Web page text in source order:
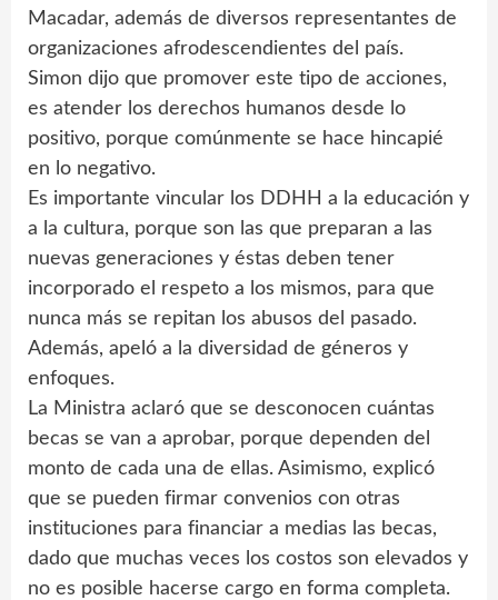
Macadar, además de diversos representantes de
organizaciones afrodescendientes del país.
Simon dijo que promover este tipo de acciones,
es atender los derechos humanos desde lo
positivo, porque comúnmente se hace hincapié
en lo negativo.
Es importante vincular los DDHH a la educación y
a la cultura, porque son las que preparan a las
nuevas generaciones y éstas deben tener
incorporado el respeto a los mismos, para que
nunca más se repitan los abusos del pasado.
Además, apeló a la diversidad de géneros y
enfoques.
La Ministra aclaró que se desconocen cuántas
becas se van a aprobar, porque dependen del
monto de cada una de ellas. Asimismo, explicó
que se pueden firmar convenios con otras
instituciones para financiar a medias las becas,
dado que muchas veces los costos son elevados y
no es posible hacerse cargo en forma completa.